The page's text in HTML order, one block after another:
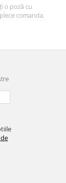
o poză cu
comanda.